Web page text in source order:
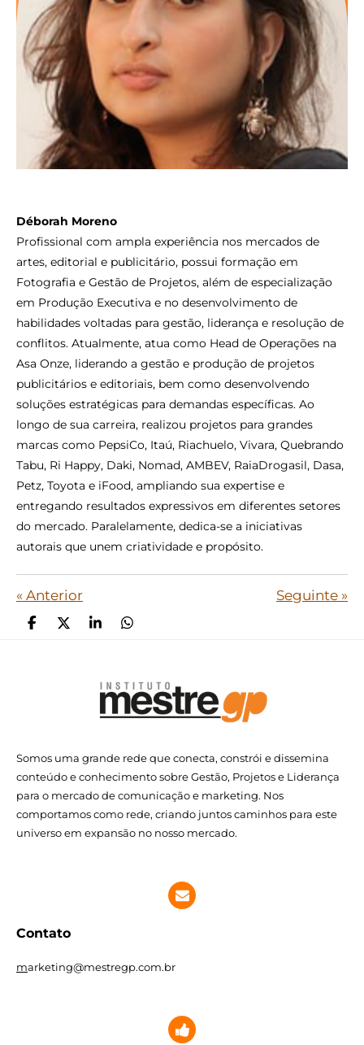
Déborah Moreno
Profissional com ampla experiência nos mercados de
artes, editorial e publicitário, possui formação em
Fotografia e Gestão de Projetos, além de especialização
em Produção Executiva e no desenvolvimento de
habilidades voltadas para gestão, liderança e resolução de
conflitos. Atualmente, atua como Head de Operações na
Asa Onze, liderando a gestão e produção de projetos
publicitários e editoriais, bem como desenvolvendo
soluções estratégicas para demandas específicas. Ao
longo de sua carreira, realizou projetos para grandes
marcas como PepsiCo, Itaú, Riachuelo, Vivara, Quebrando
Tabu, Ri Happy, Daki, Nomad, AMBEV, RaiaDrogasil, Dasa,
Petz, Toyota e iFood, ampliando sua expertise e
entregando resultados expressivos em diferentes setores
do mercado. Paralelamente, dedica-se a iniciativas
autorais que unem criatividade e propósito.
«Anterior Seguinte »
P
C
h
a
r
P
h
P
i
h
Somos uma grande rede que conecta, constrói e dissemina
conteúdo e conhecimento sobre Gestão, Projetos e Liderança
para o mercado de comunicação e marketing. Nos
comportamos como rede, criando juntos caminhos para este
universo em expansão no nosso mercado.
Contato
marketing@mestregp.com.br